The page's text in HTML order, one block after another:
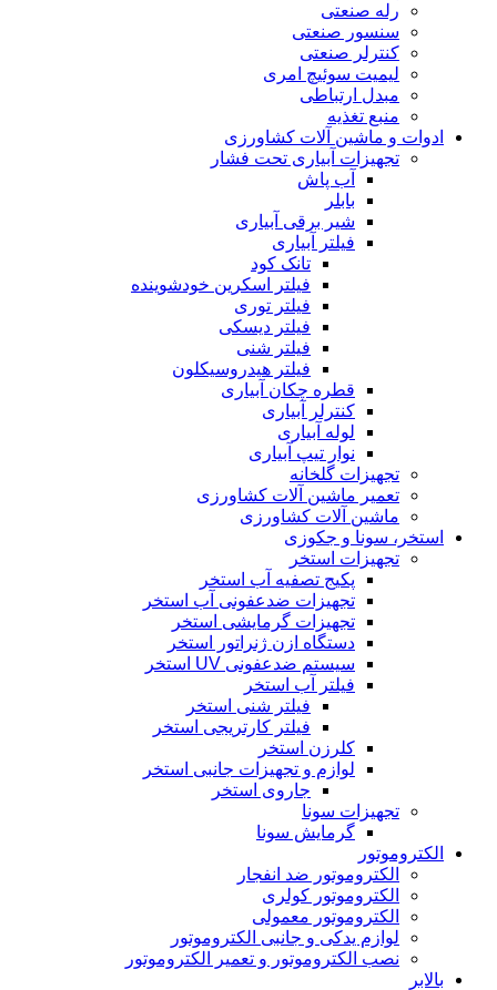
رله صنعتی
سنسور صنعتی
کنترلر صنعتی
لیمیت سوئیچ امری
مبدل ارتباطی
منبع تغذیه
ادوات و ماشین آلات کشاورزی
تجهیزات آبیاری تحت فشار
آب پاش
بابلر
شیر برقی آبیاری
فیلتر آبیاری
تانک کود
فیلتر اسکرین خودشوینده
فیلتر توری
فیلتر دیسکی
فیلتر شنی
فیلتر هیدروسیکلون
قطره چکان آبیاری
کنترلر آبیاری
لوله آبیاری
نوار تیپ آبیاری
تجهیزات گلخانه
تعمیر ماشین آلات کشاورزی
ماشین آلات کشاورزی
استخر، سونا و جکوزی
تجهیزات استخر
پکیج تصفیه آب استخر
تجهیزات ضدعفونی آب استخر
تجهیزات گرمایشی استخر
دستگاه ازن ژنراتور استخر
سیستم ضدعفونی UV استخر
فیلتر آب استخر
فیلتر شنی استخر
فیلتر کارتریجی استخر
کلرزن استخر
لوازم و تجهیزات جانبی استخر
جاروی استخر
تجهیزات سونا
گرمایش سونا
الکتروموتور
الکتروموتور ضد انفجار
الکتروموتور کولری
الکتروموتور معمولی
لوازم یدکی و جانبی الکتروموتور
نصب الکتروموتور و تعمیر الکتروموتور
بالابر